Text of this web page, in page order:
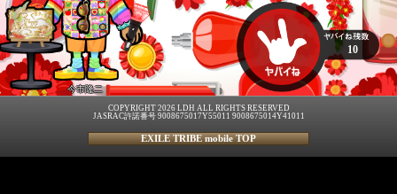
今市隆二
10
COPYRIGHT 2026 LDH ALL RIGHTS RESERVED
JASRAC許諾番号 9008675017Y55011 9008675014Y41011
EXILE TRIBE mobile TOP